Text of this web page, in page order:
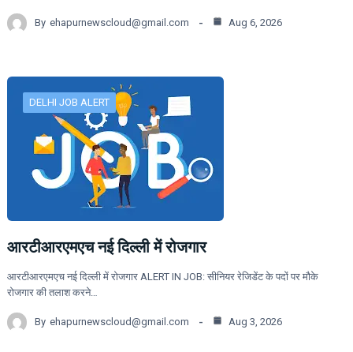
By ehapurnewscloud@gmail.com Aug 6, 2026
DELHI JOB ALERT
आरटीआरएमएच नई दिल्ली में रोजगार
आरटीआरएमएच नई दिल्ली में रोजगार ALERT IN JOB: सीनियर रेजिडेंट के पदों पर मौके
रोजगार की तलाश करने…
By ehapurnewscloud@gmail.com Aug 3, 2026